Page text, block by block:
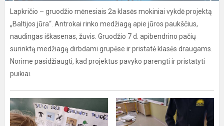
Lapkričio – gruodžio mėnesiais 2a klasės mokiniai vykdė projektą
„Baltijos jūra“. Antrokai rinko medžiagą apie jūros paukščius,
naudingas iškasenas, žuvis. Gruodžio 7 d. apibendrino pačių
surinktą medžiagą dirbdami grupėse ir pristatė klasės draugams.
Norime pasidžiaugti, kad projektus pavyko parengti ir pristatyti
puikiai.